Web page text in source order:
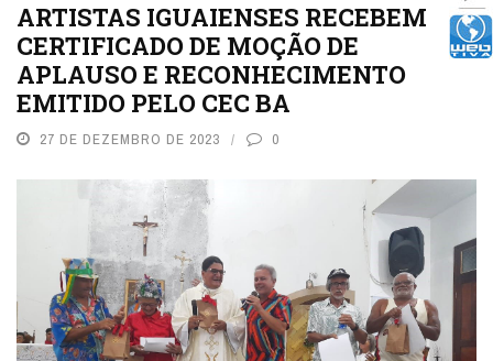
ARTISTAS IGUAIENSES RECEBEM
CERTIFICADO DE MOÇÃO DE
APLAUSO E RECONHECIMENTO
EMITIDO PELO CEC BA
27 DE DEZEMBRO DE 2023 0